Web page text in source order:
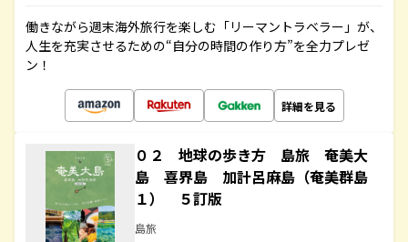
働きながら週末海外旅行を楽しむ「リーマントラベラー」が、
人生を充実させるための“自分の時間の作り方”を全力プレゼ
ン！
詳細を見る
０２ 地球の歩き方 島旅 奄美大
島 喜界島 加計呂麻島（奄美群島
１） ５訂版
島旅